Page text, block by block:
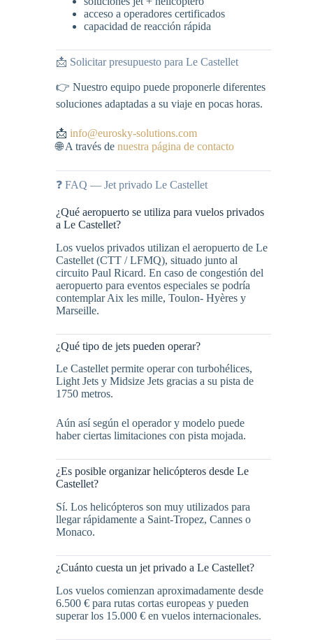
acceso a operadores certificados
capacidad de reacción rápida
📩 Solicitar presupuesto para Le Castellet
👉 Nuestro equipo puede proponerle diferentes
soluciones adaptadas a su viaje en pocas horas.
📩 info@eurosky-solutions.com
🌐 A través de nuestra página de contacto
❓ FAQ — Jet privado Le Castellet
¿Qué aeropuerto se utiliza para vuelos privados
a Le Castellet?
Los vuelos privados utilizan el aeropuerto de Le
Castellet (CTT / LFMQ), situado junto al
circuito Paul Ricard. En caso de congestión del
aeropuerto para eventos especiales se podría
contemplar Aix les mille, Toulon- Hyères y
Marseille.
¿Qué tipo de jets pueden operar?
Le Castellet permite operar con turbohélices,
Light Jets y Midsize Jets gracias a su pista de
1750 metros.
Aún así según el operador y modelo puede
haber ciertas limitaciones con pista mojada.
¿Es posible organizar helicópteros desde Le
Castellet?
Sí. Los helicópteros son muy utilizados para
llegar rápidamente a Saint-Tropez, Cannes o
Monaco.
¿Cuánto cuesta un jet privado a Le Castellet?
Los vuelos comienzan aproximadamente desde
6.500 € para rutas cortas europeas y pueden
superar los 15.000 € en vuelos internacionales.